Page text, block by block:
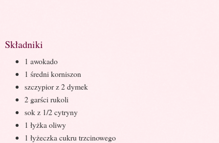
Składniki
1 awokado
1 średni korniszon
szczypior z 2 dymek
2 garści rukoli
sok z 1/2 cytryny
1 łyżka oliwy
1 łyżeczka cukru trzcinowego